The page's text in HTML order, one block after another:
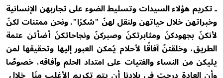
ـ تكريم هؤلاء السيدات وتسليط الضوء على تجاربهن الإنسانية
وخبراتهن خلال حياتهن ولنقل لهنّ "شكرًا"، ونحن ممتنات لكنّ
لأنكنّ بجهودكنّ ومثابرتكنّ وصبركنّ ونجاحاتكنّ أضأتن عتمة
الطريق، وخلقتنّ آفاقًا لأحلام يُمكن العبور إليها وتحقيقها لمن
يليكن من النساء والفتيات على امتداد الحلم وآفاقه، خصوصًا